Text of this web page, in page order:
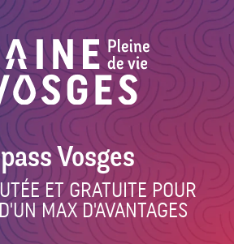
Vosges
ET GRATUITE POUR
MAX D'AVANTAGES